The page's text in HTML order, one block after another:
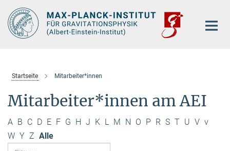
Hauptinhalt
Startseite Mitarbeiter*innen
Mitarbeiter*innen am AEI
A B C D E F G H J K L M N O P R S T U V v
W Y Z Alle